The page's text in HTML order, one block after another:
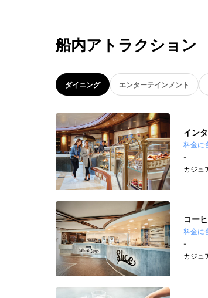
船内アトラクション
ダイニング エンターテインメント
イン
料金に
-
カジュ
コー
料金に
-
カジュ